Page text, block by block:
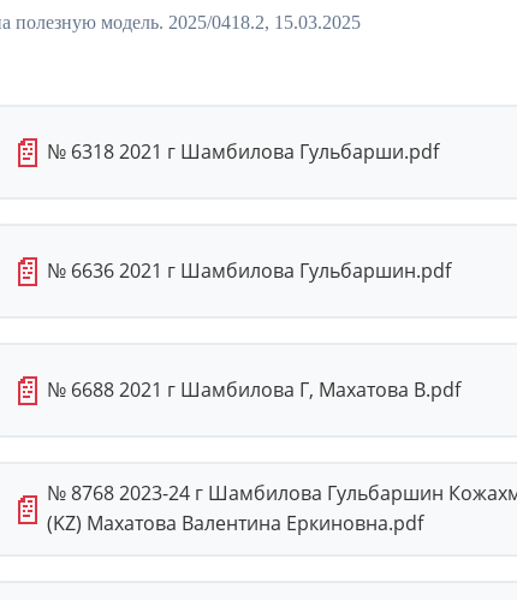
полезную модель. 2025/0418.2, 15.03.2025
📄 № 6318 2021 г Шамбилова Гульбарши.pdf
📄 № 6636 2021 г Шамбилова Гульбаршин.pdf
📄 № 6688 2021 г Шамбилова Г, Махатова В.pdf
📄 № 8768 2023-24 г Шамбилова Гульбаршин
(KZ) Махатова Валентина Еркиновна.pdf